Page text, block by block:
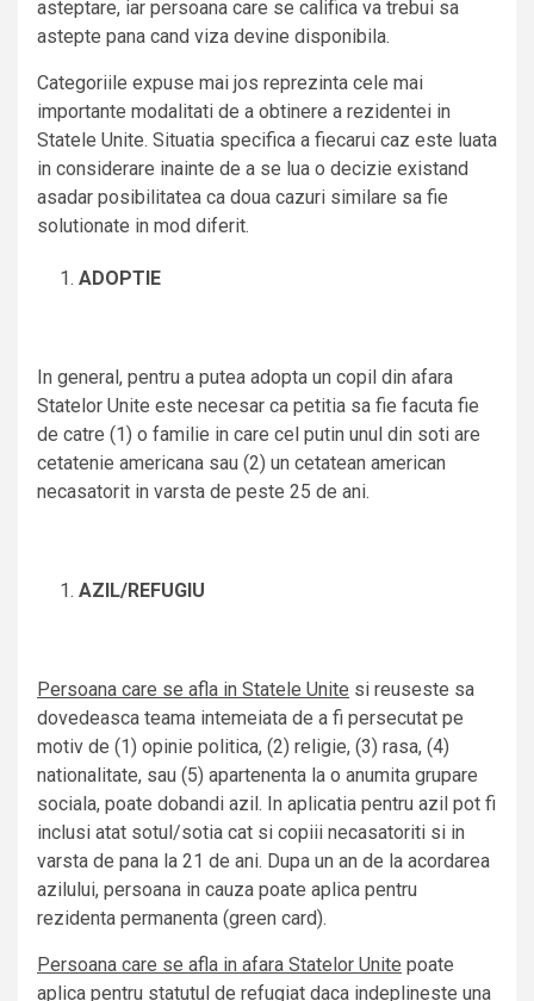
asteptare, iar persoana care se califica va trebui sa
astepte pana cand viza devine disponibila.
Categoriile expuse mai jos reprezinta cele mai
importante modalitati de a obtinere a rezidentei in
Statele Unite. Situatia specifica a fiecarui caz este luata
in considerare inainte de a se lua o decizie existand
asadar posibilitatea ca doua cazuri similare sa fie
solutionate in mod diferit.
ADOPTIE
In general, pentru a putea adopta un copil din afara
Statelor Unite este necesar ca petitia sa fie facuta fie
de catre (1) o familie in care cel putin unul din soti are
cetatenie americana sau (2) un cetatean american
necasatorit in varsta de peste 25 de ani.
AZIL/REFUGIU
Persoana care se afla in Statele Unite si reuseste sa
dovedeasca teama intemeiata de a fi persecutat pe
motiv de (1) opinie politica, (2) religie, (3) rasa, (4)
nationalitate, sau (5) apartenenta la o anumita grupare
sociala, poate dobandi azil. In aplicatia pentru azil pot fi
inclusi atat sotul/sotia cat si copiii necasatoriti si in
varsta de pana la 21 de ani. Dupa un an de la acordarea
azilului, persoana in cauza poate aplica pentru
rezidenta permanenta (green card).
Persoana care se afla in afara Statelor Unite poate
aplica pentru statutul de refugiat daca indeplineste una